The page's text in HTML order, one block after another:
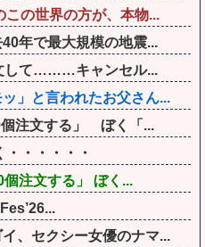
この世界の方が、本物...
年で最大規模の地震...
して………キャンセル...
」と言われたお父さん...
個注文する」 ぼく「...
・・・・・・
個注文する」 ぼく...
、セクシー女優のナマ...